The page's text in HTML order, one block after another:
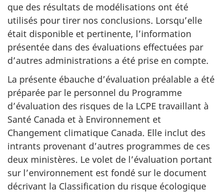
que des résultats de modélisations ont été
utilisés pour tirer nos conclusions. Lorsqu’elle
était disponible et pertinente, l’information
présentée dans des évaluations effectuées par
d’autres administrations a été prise en compte.
La présente ébauche d’évaluation préalable a été
préparée par le personnel du Programme
d’évaluation des risques de la LCPE travaillant à
Santé Canada et à Environnement et
Changement climatique Canada. Elle inclut des
intrants provenant d’autres programmes de ces
deux ministères. Le volet de l’évaluation portant
sur l’environnement est fondé sur le document
décrivant la Classification du risque écologique